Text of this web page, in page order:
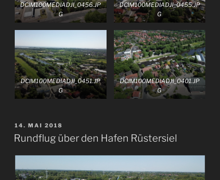
DCIM100MEDIADJI_0456.JP
G
DCIM100MEDIADJI_0455.JP
G
DCIM100MEDIADJI_0451.JP
G
DCIM100MEDIADJI_0401.JP
G
VERÖFFENTLICHT
AM
14. MAI 2018
Rundflug über den Hafen Rüstersiel